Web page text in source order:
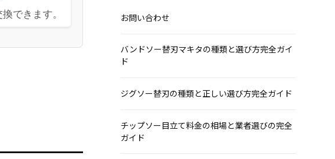
できます。 お問い合わせ
バンドソー替刃マキタの種類と選び方完全ガイ
ド
ジグソー替刃の種類と正しい選び方完全ガイド
チップソー目立て料金の相場と業者選びの完全
ガイド